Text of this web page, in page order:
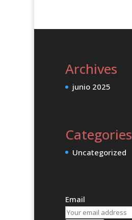
Archives
junio 2025
Categories
Uncategorized
Email